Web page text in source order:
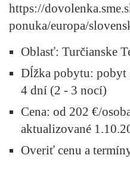
https://
ponuka/europa/
Oblasť: Turčianske
Dĺžka pobytu: pobyt
4 dní (2 - 3 nocí)
Cena: od 202 €/
aktualizované
Overiť cenu a